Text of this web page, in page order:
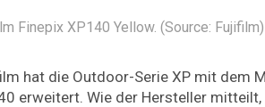
Finepix XP140 Yellow. (Source: Fujifilm)
hat die Outdoor-Serie XP mit dem
erweitert. Wie der Hersteller